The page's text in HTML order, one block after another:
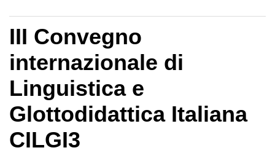
III Convegno
internazionale di
Linguistica e
Glottodidattica Italiana
CILGI3